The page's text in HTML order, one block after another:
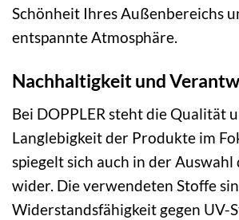
Schönheit Ihres Außenbereichs
entspannte Atmosphäre.
Nachhaltigkeit und
Bei DOPPLER steht die Qualität
Langlebigkeit der Produkte im
spiegelt sich auch in der
wider. Die verwendeten Stoffe
Widerstandsfähigkeit gegen UV-